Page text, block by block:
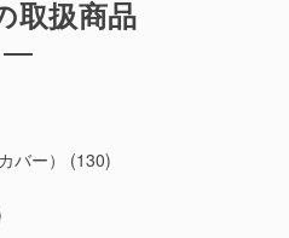
取扱商品
バー） (130)